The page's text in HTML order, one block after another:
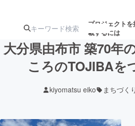
プロジェクトを
載するには
ターン
ジェクト
募
ロ
大分県由布市 築70年
ころのTOJIBAを
kiyomatsu eiko まちづく